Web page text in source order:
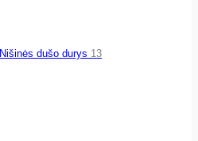
Nišinės dušo durys 13